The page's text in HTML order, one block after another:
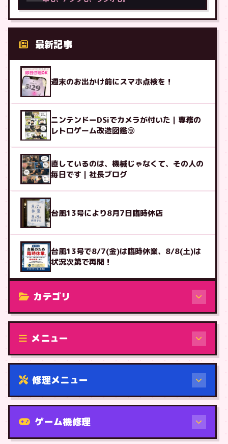
最新記事
週末のお出かけ前にスマホ点検を！
ニンテンドーDSiでカメラが付いた｜専務の
レトロゲーム改造図鑑⑨
直しているのは、機械じゃなくて、その人の
毎日です｜社長ブログ
台風13号により8月7日臨時休店
台風13号で8/7(金)は臨時休業、8/8(土)は
状況次第で再開！
カテゴリ
修理（機種から）
メニュー
修理メニュー
機種から
ゲーム機修理